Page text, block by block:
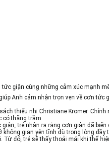
giận cùng những cảm xúc mạnh
Anh cảm nhận trọn vẹn về cơn
thiếu nhi Christiane Kromer.
có thăng trầm.
trẻ nhận ra rằng cơn giận đã
gian yên tĩnh dù trong lòng
đó, trẻ sẽ thấy thoải mái khi thể